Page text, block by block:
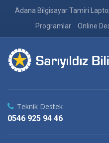
Adana Bilgisayar Tamiri
Programlar
Online
Teknik Destek
0546 925 94 46